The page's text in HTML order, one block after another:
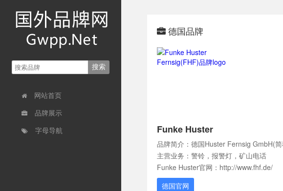
网站首页
品牌展示
字母导航
德国品牌
Funke Huster
品牌简介：德国Huster Fernsig GmbH(
主营业务：警铃，报警灯，矿山电话
Funke Huster官网：http://www.fhf.de/
德国官网